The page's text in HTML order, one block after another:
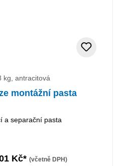
kg, antracitová
montážní pasta
a separační pasta
Kč* (včetně DPH)